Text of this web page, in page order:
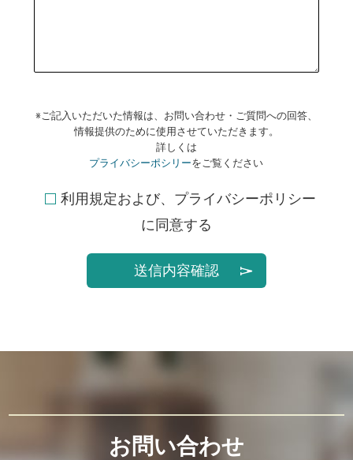
※ご記入いただいた情報は、お問い合わせ・ご質問への回答、
情報提供のために使用させていただきます。
詳しくは
プライバシーポシリーをご覧ください
利用規定および、プライバシーポリシー
に同意する
送信内容確認
お問い合わせ